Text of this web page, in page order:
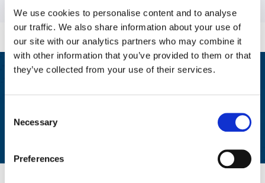
We use cookies to personalise content and to analyse
our traffic. We also share information about your use of
our site with our analytics partners who may combine it
with other information that you’ve provided to them or that
they’ve collected from your use of their services.
Selection
Necessary
Preferences
transform the health, engagement, and overall happiness of